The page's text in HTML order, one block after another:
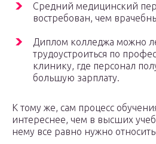
Средний медицинский
востребован, чем
Диплом колледжа можно
трудоустроиться по
клинику, где персонал
большую зарплату.
К тому же, сам процесс
интереснее, чем в высших
нему все равно нужно